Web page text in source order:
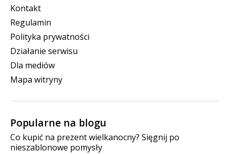
Kontakt
Regulamin
Polityka prywatności
Działanie serwisu
Dla mediów
Mapa witryny
Popularne na blogu
Co kupić na prezent wielkanocny? Sięgnij po
nieszablonowe pomysły